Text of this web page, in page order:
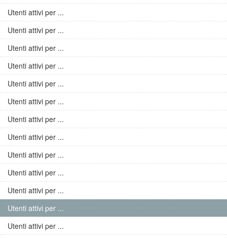
Utenti attivi per ...
Utenti attivi per ...
Utenti attivi per ...
Utenti attivi per ...
Utenti attivi per ...
Utenti attivi per ...
Utenti attivi per ...
Utenti attivi per ...
Utenti attivi per ...
Utenti attivi per ...
Utenti attivi per ...
Utenti attivi per ...
Utenti attivi per ...